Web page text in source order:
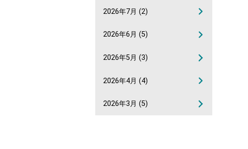
2026年7月 (2)
2026年6月 (5)
2026年5月 (3)
2026年4月 (4)
2026年3月 (5)